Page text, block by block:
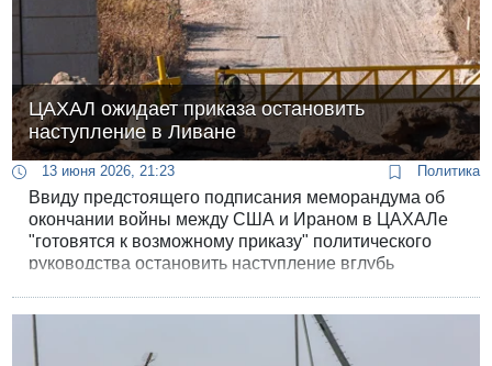
ЦАХАЛ ожидает приказа остановить
наступление в Ливане
13 июня 2026, 21:23 Политика
Ввиду предстоящего подписания меморандума об
окончании войны между США и Ираном в ЦАХАЛе
"готовятся к возможному приказу" политического
руководства остановить наступление вглубь